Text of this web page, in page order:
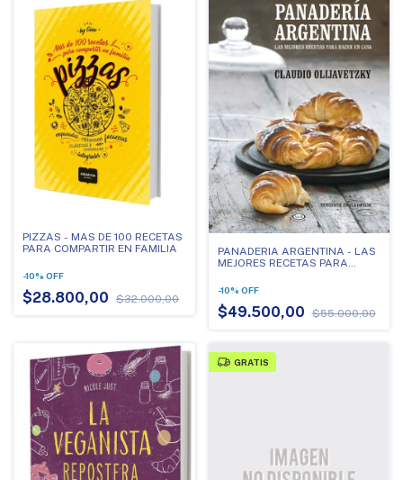
PIZZAS - MAS DE 100 RECETAS
PARA COMPARTIR EN FAMILIA
-10% OFF
$28.800,00 $32.000,00
PANADERIA ARGENTINA - LAS
MEJORES RECETAS PARA
-10% OFF
$49.500,00 $55.000,00
GRATIS